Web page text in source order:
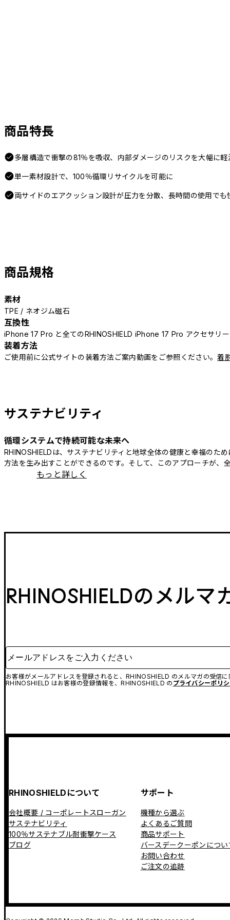
商品特長
多層構造で衝撃の81％を吸収、内部ダメージのリスクを大幅に軽
単一素材設計で、100％循環リサイクルを可能に
両サイドのエアクッション設計が圧力を分散、長時間の使用でも
商品規格
素材
TPE / ネオジム磁石
互換性
iPhone 17 Pro と全てのRHINOSHIELD iPhone 17 Pro アクセサリ
装着方法
ご使用前に公式サイトの装着方法ご案内動画をご参照ください。着
サステナビリティ
循環システムで持続可能な未来へ
RHINOSHIELDは、サステナビリティと地球全体の健康と幸福のた
方法を生み出すことができるのです。そして、このアプローチが
もっと詳しく
RHINOSHIELDのメルマ
メールアドレスをご入力ください
お客様がメールアドレスを登録されると、RHINOSHIELD のメルマガの受信
RHINOSHIELD はお客様の登録情報を、RHINOSHIELD の プライバシーポリ
RHINOSHIELDについて
会社概要 / コーポレートスローガン
サステナビリティ
100％サステナブル耐衝撃ケース
ブログ
サポート
機種から選ぶ
よくあるご質問
商品サポート
バースデークーポンについ
お問い合わせ
ご注文の追跡